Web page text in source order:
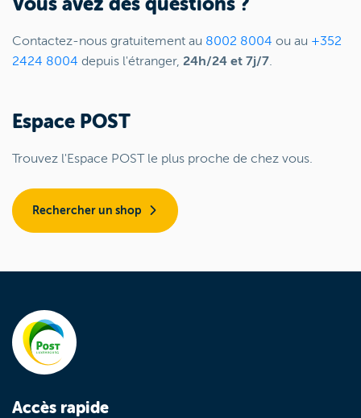
Contactez-nous gratuitement au 8002 8004 ou au +352
2424 8004 depuis l'étranger, 24h/24 et 7j/7.
Espace POST
Trouvez l'Espace POST le plus proche de chez vous.
Rechercher un shop
Accès rapide